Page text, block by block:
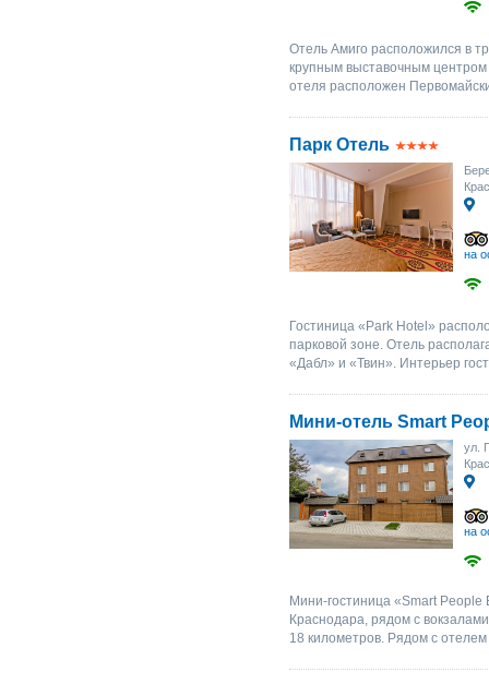
Отель Амиго расположился в
крупным выставочным
отеля расположен
Парк Отель
на
Гостиница «Park Hotel»
парковой зоне. Отель
«Дабл» и «Твин». Интерьер
Мини-отель Smart
ул.
на
Мини-гостиница «Smart People
Краснодара, рядом с
18 километров. Рядом с